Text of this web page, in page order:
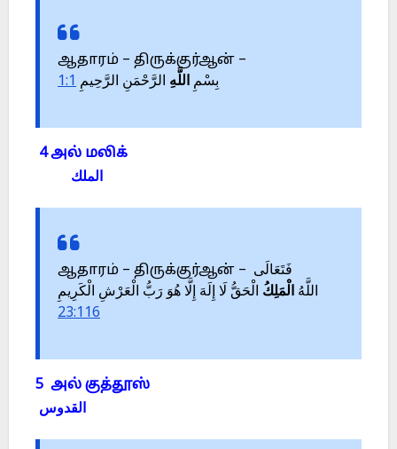
ஆதாரம் – திருக்குர்ஆன் –
بِسْمِ اللَّهِ الرَّحْمَنِ الرَّحِيمِ 1:1
4 அல் மலிக்
الملك
ஆதாரம் – திருக்குர்ஆன் – فَتَعَالَى
اللَّهُ الْمَلِكُ الْحَقُّ لَا إِلَهَ إِلَّا هُوَ رَبُّ الْعَرْشِ الْكَرِيمِ
23:116
5 அல் குத்தூஸ்